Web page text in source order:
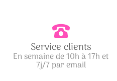
Service clients
En semaine de 10h à 17h et
7j/7 par email